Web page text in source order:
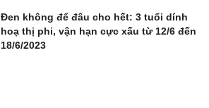
Đen không để đâu cho hết: 3 tuổi dính
hoạ thị phi, vận hạn cực xấu từ 12/6 đến
18/6/2023